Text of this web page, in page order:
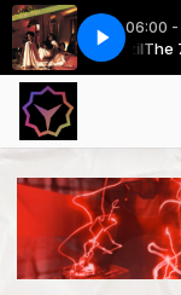
06:00 -
BrazilThe 70's -
Sister